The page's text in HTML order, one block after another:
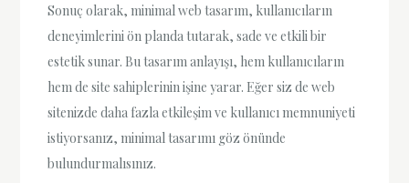
Sonuç olarak, minimal web tasarım, kullanıcıların
deneyimlerini ön planda tutarak, sade ve etkili bir
estetik sunar. Bu tasarım anlayışı, hem kullanıcıların
hem de site sahiplerinin işine yarar. Eğer siz de web
sitenizde daha fazla etkileşim ve kullanıcı memnuniyeti
istiyorsanız, minimal tasarımı göz önünde
bulundurmalısınız.